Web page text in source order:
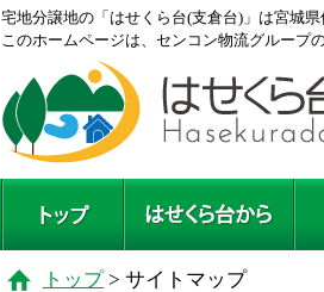
宅地分譲地の「はせくら台(支倉台)」は宮城
このホームページは、センコン物流グループ
トップ> サイトマップ